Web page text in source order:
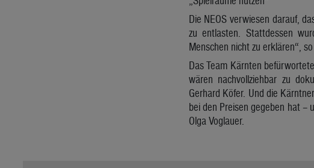
Die NEOS verwiesen darauf,
zu entlasten. Stattdessen
Menschen nicht zu erklären“,
Das Team Kärnten
wären nachvollziehbar zu
Gerhard Köfer. Und die
bei den Preisen gegeben hat –
Olga Voglauer.